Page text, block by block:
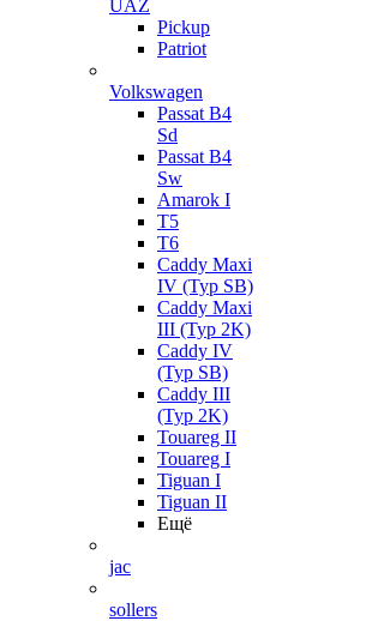
UAZ
Pickup
Patriot
Volkswagen
Passat B4
Sd
Passat B4
Sw
Amarok I
T5
T6
Caddy Maxi
IV (Typ SB)
Caddy Maxi
III (Typ 2K)
Caddy IV
(Typ SB)
Caddy III
(Typ 2K)
Touareg II
Touareg I
Tiguan I
Tiguan II
Ещё
jac
sollers